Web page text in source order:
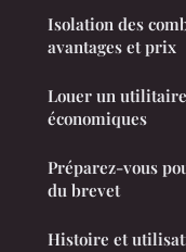
Isolation des
avantages et prix
Louer un
économiques
Préparez-vous
du brevet
Histoire et